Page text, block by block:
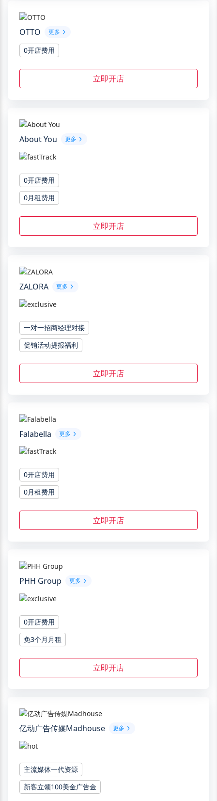
OTTO 更多
0开店费用
立即开店
About You 更多
0开店费用
0月租费用
立即开店
ZALORA 更多
一对一招商经理对接
促销活动提报福利
立即开店
Falabella 更多
0开店费用
0月租费用
立即开店
PHH Group 更多
0开店费用
免3个月月租
立即开店
亿动广告传媒Madhouse 更多
主流媒体一代资源
新客立领100美金广告金